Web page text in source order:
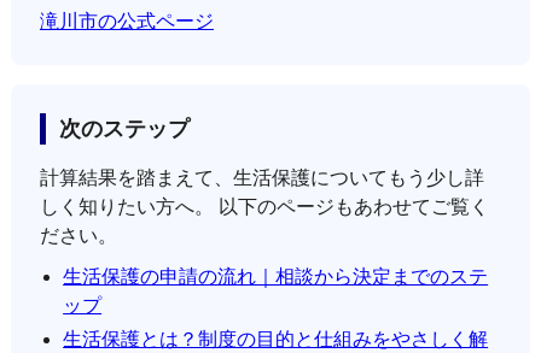
滝川市の公式ページ
次のステップ
計算結果を踏まえて、生活保護についてもう少し詳
しく知りたい方へ。 以下のページもあわせてご覧く
ださい。
生活保護の申請の流れ｜相談から決定までのステ
ップ
生活保護とは？制度の目的と仕組みをやさしく解